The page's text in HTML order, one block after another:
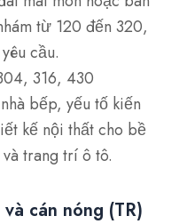
từ 120 đến 320,
cầu.
316, 430
bếp, yếu tố kiến
kế nội thất cho bề
trang trí ô tô.
cán nóng (TR)